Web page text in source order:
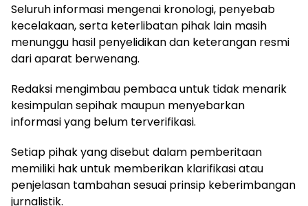
Seluruh informasi mengenai kronologi, penyebab
kecelakaan, serta keterlibatan pihak lain masih
menunggu hasil penyelidikan dan keterangan resmi
dari aparat berwenang.
Redaksi mengimbau pembaca untuk tidak menarik
kesimpulan sepihak maupun menyebarkan
informasi yang belum terverifikasi.
Setiap pihak yang disebut dalam pemberitaan
memiliki hak untuk memberikan klarifikasi atau
penjelasan tambahan sesuai prinsip keberimbangan
jurnalistik.